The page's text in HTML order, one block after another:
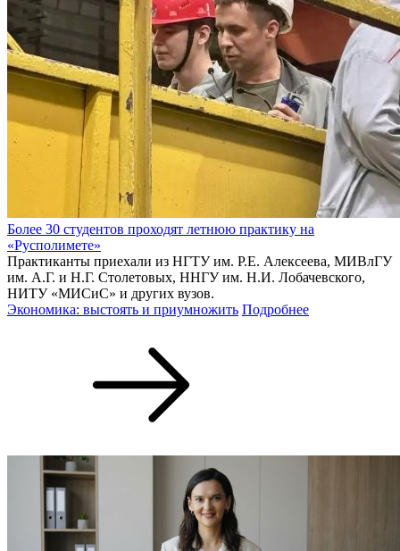
Более 30 студентов проходят летнюю практику на
«Русполимете»
Практиканты приехали из НГТУ им. Р.Е. Алексеева, МИВлГУ
им. А.Г. и Н.Г. Столетовых, ННГУ им. Н.И. Лобачевского,
НИТУ «МИСиС» и других вузов.
Экономика: выстоять и приумножить Подробнее